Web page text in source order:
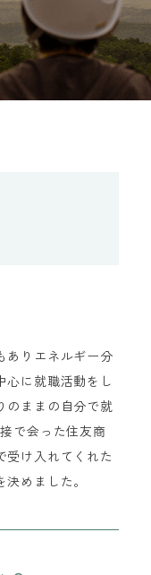
ありエネルギー分
心に就職活動をし
のままの自分で就
で会った住友商
受け入れてくれた
めました。